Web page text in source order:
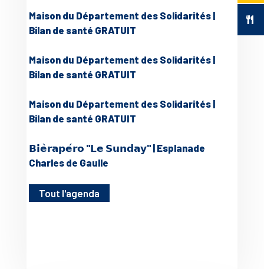
Maison du Département des Solidarités |
Bilan de santé GRATUIT
Maison du Département des Solidarités |
Bilan de santé GRATUIT
Maison du Département des Solidarités |
Bilan de santé GRATUIT
𝗕𝗶𝗲̀𝗿𝗮𝗽𝗲́𝗿𝗼 "𝗟𝗲 𝗦𝘂𝗻𝗱𝗮𝘆" | Esplanade
Charles de Gaulle
Tout l'agenda